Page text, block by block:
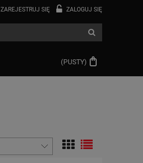
ZAREJESTRUJ SIĘ ZALOGUJ SIĘ
(PUSTY)